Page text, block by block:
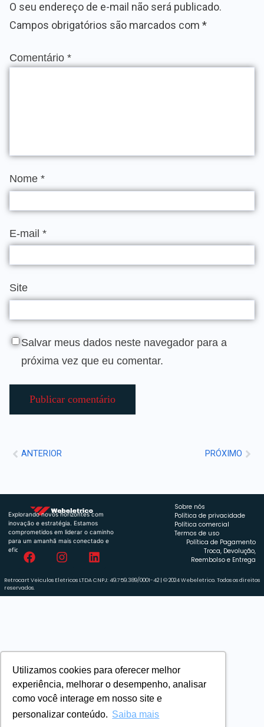
Utilizamos cookies para oferecer melhor
experiência, melhorar o desempenho, analisar
como você interage em nosso site e
personalizar conteúdo. Saiba mais
O seu endereço de e-mail não será publicado.
Campos obrigatórios são marcados com *
Comentário *
Nome *
E-mail *
Site
Salvar meus dados neste navegador para a
próxima vez que eu comentar.
ANTERIOR PRÓXIMO
Explorando novos horizontes com
inovação e estratégia. Estamos
comprometidos em liderar o caminho
para um amanhã mais conectado e
eficiente.
Sobre nós
Política de privacidade
Política comercial
Termos de uso
Política de Pagamento
Troca, Devolução,
Reembolso e Entrega
Retrocart Veiculos Eletricos LTDA CNPJ: 49.759.389/0001-42 | © 2024 Webeletrico. Todos os direitos
reservados.